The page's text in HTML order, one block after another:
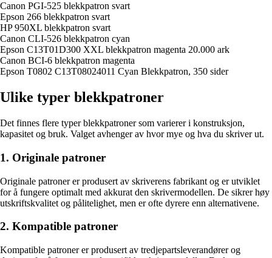
Canon PGI-525 blekkpatron svart
Epson 266 blekkpatron svart
HP 950XL blekkpatron svart
Canon CLI-526 blekkpatron cyan
Epson C13T01D300 XXL blekkpatron magenta 20.000 ark
Canon BCI-6 blekkpatron magenta
Epson T0802 C13T08024011 Cyan Blekkpatron, 350 sider
Ulike typer blekkpatroner
Det finnes flere typer blekkpatroner som varierer i konstruksjon,
kapasitet og bruk. Valget avhenger av hvor mye og hva du skriver ut.
1. Originale patroner
Originale patroner er produsert av skriverens fabrikant og er utviklet
for å fungere optimalt med akkurat den skrivermodellen. De sikrer høy
utskriftskvalitet og pålitelighet, men er ofte dyrere enn alternativene.
2. Kompatible patroner
Kompatible patroner er produsert av tredjepartsleverandører og